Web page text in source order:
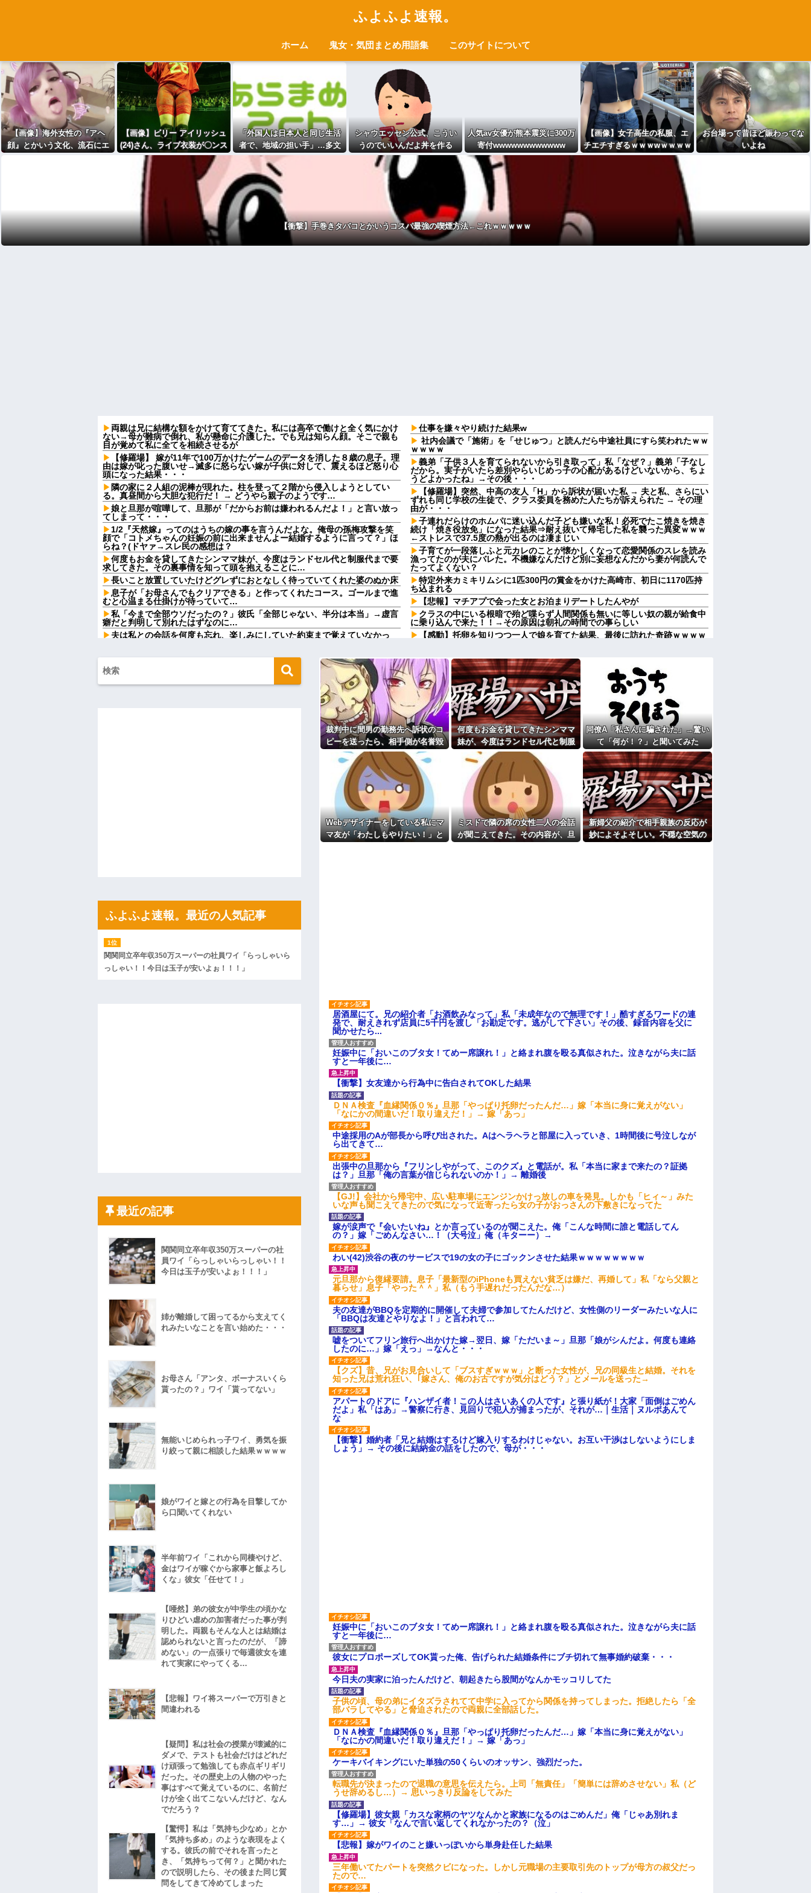
ふよふよ速報。
ホーム 鬼女・気団まとめ用語集 このサイトについて
【画像】海外女性の『アヘ
顔』とかいう文化、流石にエ
【画像】ビリー アイリッシュ
(24)さん、ライブ衣装が〇ンス
ジくっきり過ぎて炎上ｗ
「外国人は日本人と同じ生活
者で、地域の担い手」…多文
化共生実現への提言、全国知
事会が政府に提出 [少考さん
シャウエッセン公式、こうい
うのでいいんだよ丼を作る
人気av女優が熊本震災に300万
寄付wwwwwwwwwwww
【画像】女子高生の私服、エ
チエチすぎるｗｗｗwｗｗｗｗ
ｗｗｗｗ
お台場って昔ほど賑わってな
いよね
【衝撃】手巻きタバコとかいうコスパ最強の喫煙方法←これｗｗｗｗｗ
両親は兄に結構な額をかけて育ててきた。私には高卒で働けと全く気にかけ
ない→母が難病で倒れ、私が懸命に介護した。でも兄は知らん顔。そこで親も
目が覚めて私に全てを相続させるが
【修羅場】 嫁が11年で100万かけたゲームのデータを消した８歳の息子。理
由は嫁が叱った腹いせ→滅多に怒らない嫁が子供に対して、震えるほど怒り心
頭になった結果・・・
隣の家に２人組の泥棒が現れた。柱を登って２階から侵入しようとしてい
る。真昼間から大胆な犯行だ！ → どうやら親子のようです…
娘と旦那が喧嘩して、旦那が「だからお前は嫌われるんだよ！」と言い放っ
てしまって・・・
1/2『天然嫁』ってのはうちの嫁の事を言うんだよな。俺母の孫梅攻撃を笑
顔で「コトメちゃんの妊娠の前に出来ませんよー結婚するように言って？」ほ
らね？(ドヤァ→スレ民の感想は？
何度もお金を貸してきたシンママ妹が、今度はランドセル代と制服代まで要
求してきた。その裏事情を知って頭を抱えることに…
長いこと放置していたけどグレずにおとなしく待っていてくれた婆のぬか床
息子が「お母さんでもクリアできる」と作ってくれたコース。ゴールまで進
むと心温まる仕掛けが待っていて…
私「今まで全部ウソだったの？」彼氏「全部じゃない、半分は本当」→虚言
癖だと判明して別れたはずなのに…
夫は私との会話を何度も忘れ、楽しみにしていた約束まで覚えていなかっ
【悲報】31歳女性「リボ払いが10年たっても終わりません」←これw w w w
w w w
【画像】男が「ガチでどうでもいい」女の報告ランキング、圧倒的第１位と
言えば『コレ』w w w w w w w w w w
【画像】アナウンサー「え、私がスピードスケートのピチピチユニフォーム
着るんですか…？ﾑﾁｨ！！」←これはお前らに刺さるやろw w w w w w w w
【衝撃画像】ババアがジジイにチェーンソー！？←一体何があったんやコレ
【悲報】女「丸亀製麺美味しかったね」俺「また来ようよ」店員「お会計
2380円になりまーす」→その後『こう』なったんだが俺悪くないよ
【凄すぎる】 力士の嫁に美人が多い理由→「これ」だったｗｗｗｗｗｗｗ
お腹の子をタヒ産した時。義妹「全部あんたのせいでしょ！」トメ「何を言
私母が他界した。その直後、義弟嫁から信じられないメールが。「もう遺産
分割済みました？家買いたいけど貯金ゼロだから、頭金貸して欲しい」…は
ハードオフに売っていた4万4000円のフィギュアがヤバすぎるｗｗｗｗｗｗ
後続車にクラクションを鳴らされ彼氏が逆切れ。「何クラクション鳴らして
んだ！降りてこいよ！」と怒鳴りだし...
【衝撃】報酬100万円超の治験募集がこちらｗｗｗｗｗ(※画像あり)
【ネット騒然】惨殺されたタワマン頂き女子のこの動画、すげえええええｗ
ｗｗｗｗｗｗｗｗｗｗ
【愕然】白のクラウン俺氏、高速道路左車線を制限速度で走った結果
wwwwwwwwwwww
【悲報】佐藤輝明・・・２軍でも盛大にやらかす←あまり悲しませないでく
仕事を嫌々やり続けた結果w
社内会議で「施術」を「せじゅつ」と読んだら中途社員にすら笑われたｗｗ
ｗｗｗｗ
義弟「子供３人を育てられないから引き取って」私「なぜ？」義弟「子なし
だから。実子がいたら差別やらいじめっ子の心配があるけどいないから、ちょ
うどよかったね」→その後・・・
【修羅場】突然、中高の友人「H」から訴状が届いた私 → 夫と私、さらにい
ずれも同じ学校の生徒で、クラス委員を務めた人たちが訴えられた → その理
由が・・・
子連れだらけのホムパに迷い込んだ子ども嫌いな私！必死でたこ焼きを焼き
続け「焼き役放免」になった結果⇒耐え抜いて帰宅した私を襲った異変ｗｗｗ
←ストレスで37.5度の熱が出るのは凄まじい
子育てが一段落しふと元カレのことが懐かしくなって恋愛関係のスレを読み
漁ってたのが夫にバレた。不機嫌なんだけど別に妄想なんだから妻が何読んで
たってよくない？
特定外来カミキリムシに1匹300円の賞金をかけた高崎市、初日に1170匹持
ち込まれる
【悲報】マチアプで会った女とお泊まりデートしたんやが
クラスの中にいる根暗で殆ど喋らず人間関係も無いに等しい奴の親が給食中
に乗り込んで来た！！→その原因は朝礼の時間での事らしい
【感動】托卵を知りつつ一人で娘を育てた結果、最後に訪れた奇跡ｗｗｗｗ
【胸糞】友人B「こうすれば普通に見えるｗ」友人Aの障害児の写真を勝手
に加工した無神経女の悲惨な末路
義父「事故を起こす前に免許を返そうと思う」私「その決断は立派です
ね…」→義父の一言に胸が熱くなって…
俺「結婚しよう」彼女「もちろん。でも条件があるの」→その一言で思わぬ
空気になって…
【警告】社会人「スムージーにキウイ皮ごと入れよ。これ美容にいいんだよ
ね〜」→ 結果…
職場の貸本の習慣が、本を大事にしないおばさんのせいで無くなった
今日は大館まげわっぱに詰めた弁当。豚ロースの塩こうじ＆ガーリック焼き
なんで何年も前に離婚した元嫁に「礼服はどこにあるの」とか「墓の場所が
わからん。案内して」とか聞いてくるの？もう他人なのに図々しすぎませんか
人体実験や拷問にまつわる、ガチで怖い話を教えてくれ
主な税金の成り立ちを調べてみたよ
裁判中に間男の勤務先へ訴状のコ
ピーを送ったら、相手側が名誉毀
損だと猛反発。裁判官までロを挟
む事態になって…
何度もお金を貸してきたシンママ
妹が、今度はランドセル代と制服
代まで要求してきた。その裏事情
を知って頭を抱えることに…
同僚A「私さんに騙された」→驚い
て「何が！？」と聞いてみた
Webデザイナーをしている私にマ
マ友が「わたしもやりたい！」と
ミスドで隣の席の女性二人の会話
が聞こえてきた。その内容が、旦
新婦父の紹介で相手親族の反応が
妙によそよそしい。不穏な空気の
居酒屋にて。兄の紹介者「お酒飲みなって」私「未成年なので無理です！」酷すぎるワードの連
発で、耐えきれず店員に5千円を渡し「お勘定です。逃がして下さい」その後、録音内容を父に
聞かせたら...
妊娠中に「おいこのブタ女！てめー席譲れ！」と絡まれ腹を殴る真似された。泣きながら夫に話
すと一年後に…
【衝撃】女友達から行為中に告白されてOKした結果
ＤＮＡ検査『血縁関係０％』旦那「やっぱり托卵だったんだ…」嫁「本当に身に覚えがない」
「なにかの間違いだ！取り違えだ！」→ 嫁「あっ」
中途採用のAが部長から呼び出された。Aはヘラヘラと部屋に入っていき、1時間後に号泣しなが
ら出てきて…
出張中の旦那から『フリンしやがって、このクズ』と電話が。私「本当に家まで来たの？証拠
は？」旦那「俺の言葉が信じられないのか！」→ 離婚後
【GJ!】会社から帰宅中、広い駐車場にエンジンかけっ放しの車を発見。しかも「ヒィ～」みた
いな声も聞こえてきたので気になって近寄ったら女の子がおっさんの下敷きになってた
嫁が涙声で『会いたいね』とか言っているのが聞こえた。俺「こんな時間に誰と電話してん
の？」嫁「ごめんなさい…！（大号泣」俺（キターー）→
わい(42)渋谷の夜のサービスで19の女の子にゴックンさせた結果ｗｗｗｗｗｗｗｗ
元旦那から復縁要請。息子「最新型のiPhoneも買えない貧乏は嫌だ、再婚して」私「なら父親と
暮らせ」息子「やった＾＾」私（もう手遅れだったんだな…）
夫の友達がBBQを定期的に開催して夫婦で参加してたんだけど、女性側のリーダーみたいな人に
「BBQは友達とやりなよ！」と言われて…
嘘をついてフリン旅行へ出かけた嫁→翌日、嫁「ただいま～」旦那「娘がシんだよ。何度も連絡
したのに…」嫁「えっ」→なんと・・・
【クズ】昔、兄がお見合いして「ブスすぎｗｗｗ」と断った女性が、兄の同級生と結婚。それを
知った兄は荒れ狂い、｢嫁さん、俺のお古ですが気分はどう？」とメールを送った→
アパートのドアに『ハンザイ者！この人はさいあくの人です』と張り紙が！大家「面倒はごめん
だよ」私「はあ」→警察に行き、見回りで犯人が捕まったが、それが…｜生活｜ヌルポあんて
な
【衝撃】婚約者「兄と結婚はするけど嫁入りするわけじゃない。お互い干渉はしないようにしま
しょう」→ その後に結納金の話をしたので、母が・・・
妊娠中に「おいこのブタ女！てめー席譲れ！」と絡まれ腹を殴る真似された。泣きながら夫に話
すと一年後に…
彼女にプロポーズしてOK貰った俺、告げられた結婚条件にブチ切れて無事婚約破棄・・・
今日夫の実家に泊ったんだけど、朝起きたら股間がなんかモッコリしてた
子供の頃、母の弟にイタズラされてて中学に入ってから関係を持ってしまった。拒絶したら「全
部バラしてやる」と脅迫されたので両親に全部話した。
ＤＮＡ検査『血縁関係０％』旦那「やっぱり托卵だったんだ…」嫁「本当に身に覚えがない」
「なにかの間違いだ！取り違えだ！」→ 嫁「あっ」
ケーキバイキングにいた単独の50くらいのオッサン、強烈だった。
転職先が決まったので退職の意思を伝えたら。上司「無責任」「簡単には辞めさせない」私（ど
うせ辞めるし…）→ 思いっきり反論をしてみた
【修羅場】彼女親「カスな家柄のヤツなんかと家族になるのはごめんだ」俺「じゃあ別れま
す…」→ 彼女「なんで言い返してくれなかったの？（泣」
【悲報】嫁がワイのこと嫌いっぽいから単身赴任した結果
三年働いてたパートを突然クビになった。しかし元職場の主要取引先のトップが母方の叔父だっ
たので…
ふよふよ速報。最近の人気記事
関関同立卒年収350万スーパーの社員ワイ「らっしゃいら
っしゃい！！今日は玉子が安いよぉ！！！」
最近の記事
関関同立卒年収350万スーパーの社
員ワイ「らっしゃいらっしゃい！！
今日は玉子が安いよぉ！！！」
姉が離婚して困ってるから支えてく
れみたいなことを言い始めた・・・
お母さん「アンタ、ボーナスいくら
貰ったの？」ワイ「貰ってない」
無能いじめられっ子ワイ、勇気を振
り絞って親に相談した結果ｗｗｗｗ
娘がワイと嫁との行為を目撃してか
ら口聞いてくれない
半年前ワイ「これから同棲やけど、
金はワイが稼ぐから家事と飯よろし
くな」彼女「任せて！」
【唖然】弟の彼女が中学生の頃かな
りひどい虐めの加害者だった事が判
明した。両親もそんな人とは結婚は
認められないと言ったのだが、「諦
めない」の一点張りで毎週彼女を連
れて実家にやってくる…
【悲報】ワイ将スーパーで万引きと
間違われる
【疑問】私は社会の授業が壊滅的に
ダメで、テストも社会だけはどれだ
け頑張って勉強しても赤点ギリギリ
だった。その歴史上の人物のやった
事はすべて覚えているのに、名前だ
けが全く出てこないんだけど、なん
でだろう？
【驚愕】私は「気持ち少なめ」とか
「気持ち多め」のような表現をよく
する。彼氏の前でそれを言ったと
き、「気持ちって何？」と聞かれた
ので説明したら、その後また同じ質
問をしてきて冷めてしまった